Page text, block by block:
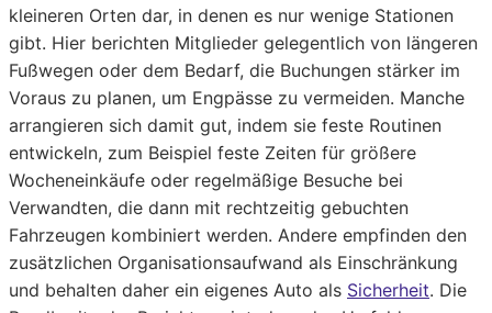
kleineren Orten dar, in denen es nur wenige Stationen
gibt. Hier berichten Mitglieder gelegentlich von längeren
Fußwegen oder dem Bedarf, die Buchungen stärker im
Voraus zu planen, um Engpässe zu vermeiden. Manche
arrangieren sich damit gut, indem sie feste Routinen
entwickeln, zum Beispiel feste Zeiten für größere
Wocheneinkäufe oder regelmäßige Besuche bei
Verwandten, die dann mit rechtzeitig gebuchten
Fahrzeugen kombiniert werden. Andere empfinden den
zusätzlichen Organisationsaufwand als Einschränkung
und behalten daher ein eigenes Auto als Sicherheit. Die